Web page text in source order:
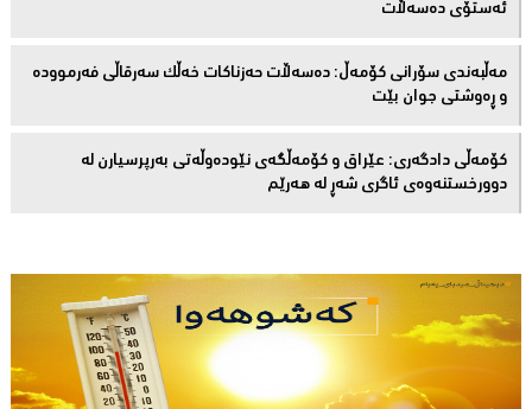
ئەستۆی دەسەڵات
مەڵبەندى سۆرانى کۆمەڵ: دەسەڵات حەزناکات خەڵک سەرقاڵى فەرموودە
و ڕەوشتى جوان بێت
کۆمەڵى دادگەرى: عێراق و كۆمەڵگەی نێودەوڵەتی بەرپرسیارن لە
دوورخستنەوەى ئاگری شەڕ لە هەرێم